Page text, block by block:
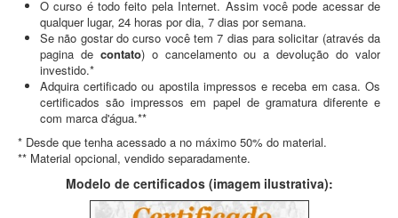
O curso é todo feito pela Internet. Assim você pode acessar de
qualquer lugar, 24 horas por dia, 7 dias por semana.
Se não gostar do curso você tem 7 dias para solicitar (através da
pagina de contato) o cancelamento ou a devolução do valor
investido.*
Adquira certificado ou apostila impressos e receba em casa. Os
certificados são impressos em papel de gramatura diferente e
com marca d'água.**
* Desde que tenha acessado a no máximo 50% do material.
** Material opcional, vendido separadamente.
Modelo de certificados (imagem ilustrativa):